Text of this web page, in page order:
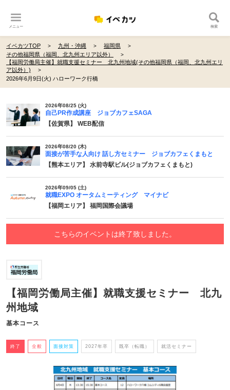
メニュー 検索
イベカツTOP 九州・沖縄
福岡県
その他福岡県（福岡、北九州エリア以外）
【福岡労働局主催】就職支援セミナー 北九州地域(その他福岡県（福岡、北九州エリ
ア以外）)
2026年6月9日(火) ハローワーク行橋
2026年08/25 (火)
自己PR作成講座 ジョブカフェSAGA
【佐賀県】 WEB配信
2026年08/20 (木)
面接が苦手な人向け 話し方セミナー ジョブカフェくまもと
【熊本エリア】 水前寺駅ビル(ジョブカフェくまもと)
2026年09/05 (土)
就職EXPO オータムミーティング マイナビ
【福岡エリア】 福岡国際会議場
こちらのイベントは終了致しました。
【福岡労働局主催】就職支援セミナー 北九
州地域
基本コース
終了 全般 面接対策 2027年卒 既卒（転職） 就活セミナー